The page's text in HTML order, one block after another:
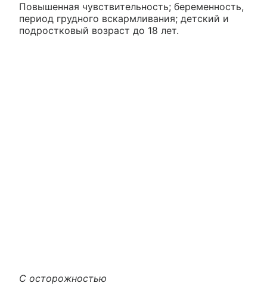
Повышенная чувствительность; беременность,
период грудного вскармливания; детский и
подростковый возраст до 18 лет.
С осторожностью